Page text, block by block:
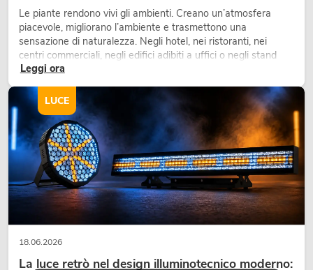
Le piante rendono vivi gli ambienti. Creano un’atmosfera
piacevole, migliorano l’ambiente e trasmettono una
sensazione di naturalezza. Negli hotel, nei ristoranti, nei
centri commerciali, negli edifici adibiti a uffici o negli stand
fieristici, una vegetazione di alta qualità è ormai parte
integrante dei moderni progetti di arredamento.
Leggi ora
18.06.2026
La luce retrò nel design illuminotecnico moderno:
LUCE